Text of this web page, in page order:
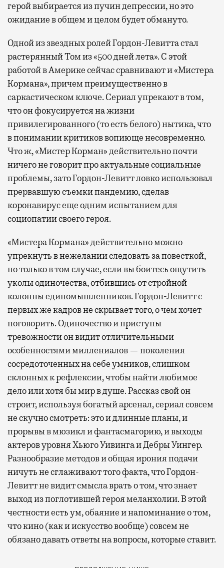
герой выбирается из пучин депрессии, но это
ожидание в общем и целом будет обмануто.
Одной из звездных ролей Гордон-Левитта стал
растерянный Том из «500 дней лета». С этой
работой в Америке сейчас сравнивают и «Мистера
Кормана», причем преимущественно в
саркастическом ключе. Сериал упрекают в том,
что он фокусируется на жизни
привилегированного (то есть белого) нытика, что
в понимании критиков вопиюще несовременно.
Что ж, «Мистер Корман» действительно почти
ничего не говорит про актуальные социальные
проблемы, зато Гордон-Левитт ловко использовал
прервавшую съемки пандемию, сделав
коронавирус еще одним испытанием для
социопатии своего героя.
«Мистера Кормана» действительно можно
упрекнуть в нежелании следовать за повесткой,
но только в том случае, если вы боитесь ощутить
уколы одиночества, отбившись от стройной
колонны единомышленников. Гордон-Левитт с
первых же кадров не скрывает того, о чем хочет
поговорить. Одиночество и приступы
тревожности он видит отличительными
особенностями миллениалов — поколения
сосредоточенных на себе умников, слишком
склонных к рефлексии, чтобы найти любимое
дело или хотя бы мир в душе. Рассказ свой он
строит, используя богатый арсенал, сериал совсем
не скучно смотреть: это и длинные планы, и
прорывы в мюзикл и фантасмагорию, и выходы
актеров уровня Хьюго Уивинга и Дебры Уингер.
Разнообразие методов и общая ирония подачи
ничуть не сглаживают того факта, что Гордон-
Левитт не видит смысла врать о том, что знает
выход из поглотившей героя меланхолии. В этой
честности есть ум, обаяние и напоминание о том,
что кино (как и искусство вообще) совсем не
обязано давать ответы на вопросы, которые ставит.